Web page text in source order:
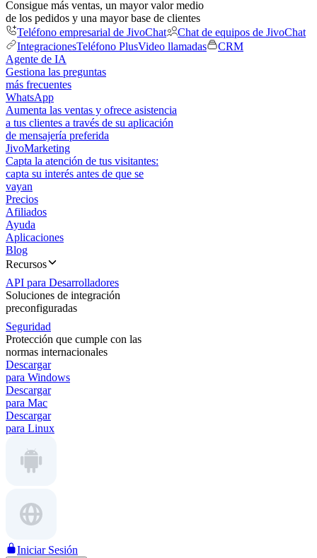
Consigue más ventas, un mayor valor medio
de los pedidos y una mayor base de clientes
Teléfono empresarial de JivoChat
Chat de equipos de JivoChat
IntegracionesTeléfono PlusVideo llamadas
CRM
Agente de IA
Gestiona las preguntas
más frecuentes
WhatsApp
Aumenta las ventas y ofrece asistencia
a tus clientes a través de su aplicación
de mensajería preferida
JivoMarketing
Capta la atención de tus visitantes:
capta su interés antes de que se
vayan
Precios
Afiliados
Ayuda
Aplicaciones
Blog
Recursos
API para Desarrolladores
Soluciones de integración
preconfiguradas
Seguridad
Protección que cumple con las
normas internacionales
Descargar
para Windows
Descargar
para Mac
Descargar
para Linux
Iniciar Sesión